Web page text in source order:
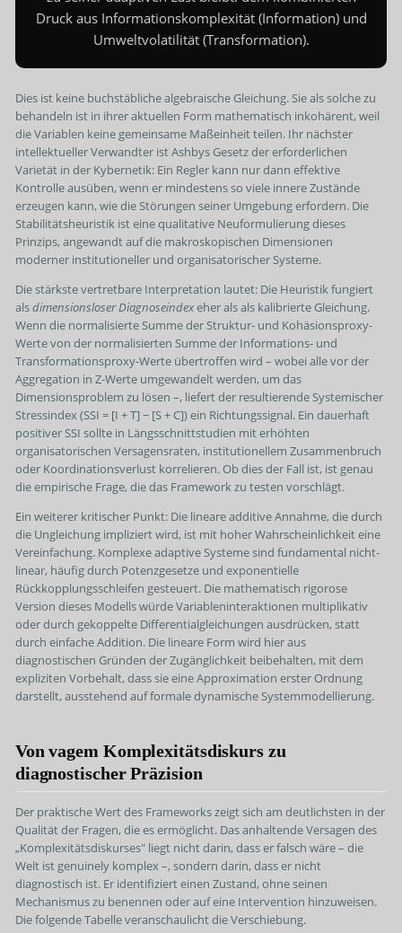
Druck aus Informationskomplexität (Information) und
Umweltvolatilität (Transformation).
Dies ist keine buchstäbliche algebraische Gleichung. Sie als solche zu
behandeln ist in ihrer aktuellen Form mathematisch inkohärent, weil
die Variablen keine gemeinsame Maßeinheit teilen. Ihr nächster
intellektueller Verwandter ist Ashbys Gesetz der erforderlichen
Varietät in der Kybernetik: Ein Regler kann nur dann effektive
Kontrolle ausüben, wenn er mindestens so viele innere Zustände
erzeugen kann, wie die Störungen seiner Umgebung erfordern. Die
Stabilitätsheuristik ist eine qualitative Neuformulierung dieses
Prinzips, angewandt auf die makroskopischen Dimensionen
moderner institutioneller und organisatorischer Systeme.
Die stärkste vertretbare Interpretation lautet: Die Heuristik fungiert
alsdimensionsloser Diagnoseindexeher als als kalibrierte Gleichung.
Wenn die normalisierte Summe der Struktur- und Kohäsionsproxy-
Werte von der normalisierten Summe der Informations- und
Transformationsproxy-Werte übertroffen wird – wobei alle vor der
Aggregation in Z-Werte umgewandelt werden, um das
Dimensionsproblem zu lösen –, liefert der resultierende Systemischer
Stressindex (SSI = [I + T] − [S + C]) ein Richtungssignal. Ein dauerhaft
positiver SSI sollte in Längsschnittstudien mit erhöhten
organisatorischen Versagensraten, institutionellem Zusammenbruch
oder Koordinationsverlust korrelieren. Ob dies der Fall ist, ist genau
die empirische Frage, die das Framework zu testen vorschlägt.
Ein weiterer kritischer Punkt: Die lineare additive Annahme, die durch
die Ungleichung impliziert wird, ist mit hoher Wahrscheinlichkeit eine
Vereinfachung. Komplexe adaptive Systeme sind fundamental nicht-
linear, häufig durch Potenzgesetze und exponentielle
Rückkopplungsschleifen gesteuert. Die mathematisch rigorose
Version dieses Modells würde Variableninteraktionen multiplikativ
oder durch gekoppelte Differentialgleichungen ausdrücken, statt
durch einfache Addition. Die lineare Form wird hier aus
diagnostischen Gründen der Zugänglichkeit beibehalten, mit dem
expliziten Vorbehalt, dass sie eine Approximation erster Ordnung
darstellt, ausstehend auf formale dynamische Systemmodellierung.
Von vagem Komplexitätsdiskurs zu
diagnostischer Präzision
Der praktische Wert des Frameworks zeigt sich am deutlichsten in der
Qualität der Fragen, die es ermöglicht. Das anhaltende Versagen des
„Komplexitätsdiskurses" liegt nicht darin, dass er falsch wäre – die
Welt ist genuinely komplex –, sondern darin, dass er nicht
diagnostisch ist. Er identifiziert einen Zustand, ohne seinen
Mechanismus zu benennen oder auf eine Intervention hinzuweisen.
Die folgende Tabelle veranschaulicht die Verschiebung.